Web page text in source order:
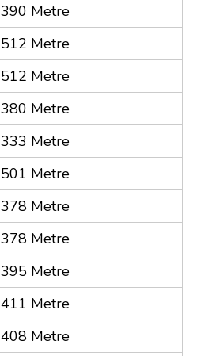
390 Metre
512 Metre
512 Metre
380 Metre
333 Metre
501 Metre
378 Metre
378 Metre
395 Metre
411 Metre
408 Metre